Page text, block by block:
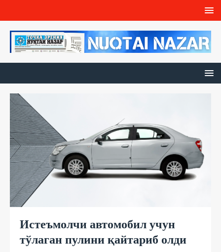
Истеъмолчи автомобил учун
тўлаган пулини қайтариб олди